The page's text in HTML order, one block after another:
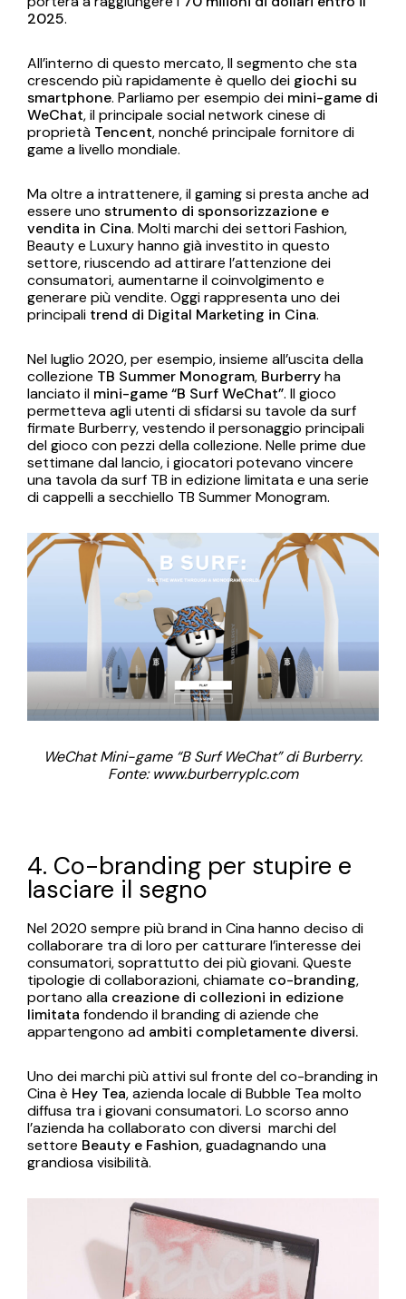
2025.
All’interno di questo mercato, Il segmento che sta
crescendo più rapidamente è quello dei giochi su
smartphone. Parliamo per esempio dei mini-game di
WeChat, il principale social network cinese di
proprietà Tencent, nonché principale fornitore di
game a livello mondiale.
Ma oltre a intrattenere, il gaming si presta anche ad
essere uno strumento di sponsorizzazione e
vendita in Cina. Molti marchi dei settori Fashion,
Beauty e Luxury hanno già investito in questo
settore, riuscendo ad attirare l’attenzione dei
consumatori, aumentarne il coinvolgimento e
generare più vendite. Oggi rappresenta uno dei
principali trend di Digital Marketing in Cina.
Nel luglio 2020, per esempio, insieme all’uscita della
collezione TB Summer Monogram, Burberryha
lanciato il mini-game“B Surf WeChat”. Il gioco
permetteva agli utenti di sfidarsi su tavole da surf
firmate Burberry, vestendo il personaggio principali
del gioco con pezzi della collezione. Nelle prime due
settimane dal lancio, i giocatori potevano vincere
una tavola da surf TB in edizione limitata e una serie
di cappelli a secchiello TB Summer Monogram.
WeChat Mini-game “B Surf WeChat” di Burberry.
Fonte: www.burberryplc.com
4. Co-branding per stupire e
lasciare il segno
Nel 2020 sempre più brand in Cina hanno deciso di
collaborare tra di loro per catturare l’interesse dei
consumatori, soprattutto dei più giovani. Queste
tipologie di collaborazioni, chiamate co-branding,
portano alla creazione di collezioni in edizione
limitata fondendo il branding di aziende che
appartengono ad ambiti completamente diversi.
Uno dei marchi più attivi sul fronte del co-branding in
Cina è Hey Tea, azienda locale di Bubble Tea molto
diffusa tra i giovani consumatori. Lo scorso anno
l’azienda ha collaborato con diversi marchi del
settore Beauty e Fashion, guadagnando una
grandiosa visibilità.